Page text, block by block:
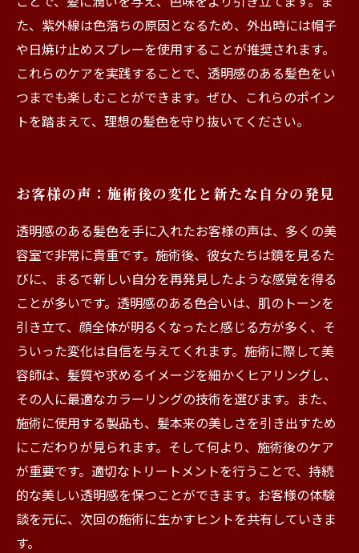
た、紫外線は色落ちの原因となるため、外出時には帽子
や日焼け止めスプレーを使用することが推奨されます。
これらのケアを実践することで、透明感のある髪色をい
つまでも楽しむことができます。ぜひ、これらのポイン
トを踏まえて、理想の髪色を守り抜いてください。
お客様の声：施術後の変化と新たな自分の発見
透明感のある髪色を手に入れたお客様の声は、多くの美
容室で非常に貴重です。施術後、彼女たちは鏡を見るた
びに、まるで新しい自分を再発見したような感覚を得る
ことが多いです。透明感のある色合いは、肌のトーンを
引き立て、顔全体が明るくなったと感じる方が多く、そ
ういった変化は自信を与えてくれます。施術に際して美
容師は、髪質や求めるイメージを細かくヒアリングし、
その人に最適なカラーリングの技術を選びます。また、
施術に使用する製品も、髪本来の美しさを引き出すため
にこだわりが見られます。そして何より、施術後のケア
が重要です。適切なトリートメントを行うことで、持続
的な美しい透明感を保つことができます。お客様の体験
談を元に、次回の施術に生かすヒントを共有していきま
す。